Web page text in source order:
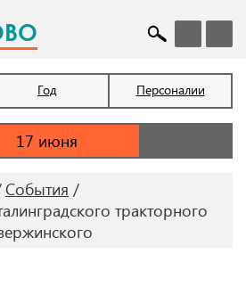
Год Персоналии
События
тракторного